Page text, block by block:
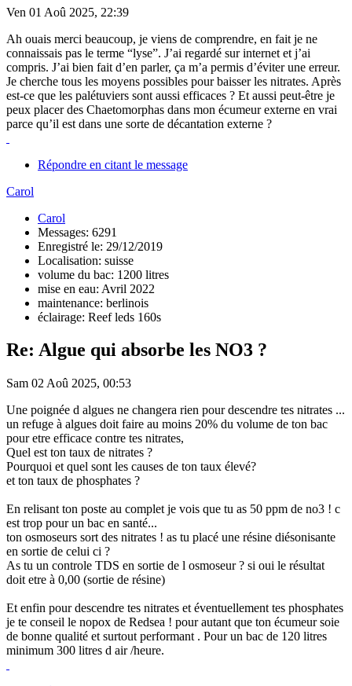
Ven 01 Aoû 2025, 22:39
Ah ouais merci beaucoup, je viens de comprendre, en fait je ne
connaissais pas le terme “lyse”. J’ai regardé sur internet et j’ai
compris. J’ai bien fait d’en parler, ça m’a permis d’éviter une erreur.
Je cherche tous les moyens possibles pour baisser les nitrates. Après
est-ce que les palétuviers sont aussi efficaces ? Et aussi peut-être je
peux placer des Chaetomorphas dans mon écumeur externe en vrai
parce qu’il est dans une sorte de décantation externe ?
Répondre en citant le message
Carol
Carol
Messages: 6291
Enregistré le: 29/12/2019
Localisation: suisse
volume du bac: 1200 litres
mise en eau: Avril 2022
maintenance: berlinois
éclairage: Reef leds 160s
Re: Algue qui absorbe les NO3 ?
Sam 02 Aoû 2025, 00:53
Une poignée d algues ne changera rien pour descendre tes nitrates ...
un refuge à algues doit faire au moins 20% du volume de ton bac
pour etre efficace contre tes nitrates,
Quel est ton taux de nitrates ?
Pourquoi et quel sont les causes de ton taux élevé?
et ton taux de phosphates ?
En relisant ton poste au complet je vois que tu as 50 ppm de no3 ! c
est trop pour un bac en santé...
ton osmoseurs sort des nitrates ! as tu placé une résine diésonisante
en sortie de celui ci ?
As tu un controle TDS en sortie de l osmoseur ? si oui le résultat
doit etre à 0,00 (sortie de résine)
Et enfin pour descendre tes nitrates et éventuellement tes phosphates
je te conseil le nopox de Redsea ! pour autant que ton écumeur soie
de bonne qualité et surtout performant . Pour un bac de 120 litres
minimum 300 litres d air /heure.